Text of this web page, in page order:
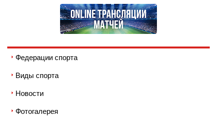
Федерации спорта
Виды спорта
Новости
Фотогалерея